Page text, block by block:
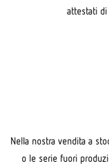
attestati
Nella nostra vendita a
o le serie fuori